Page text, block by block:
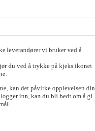
leverandører vi bruker ved å
du ved å trykke på kjeks ikonet
kan det påvirke opplevelsen din
inn, kan du bli bedt om å gi